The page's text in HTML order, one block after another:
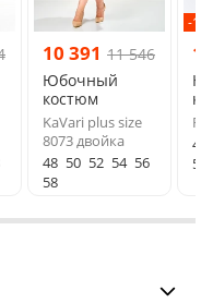
10 391 11 546
Юбочный
костюм
KaVari plus size
8073 двойка
48 50 52 54 56
58
-